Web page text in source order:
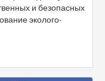
и безопасных
эколого-